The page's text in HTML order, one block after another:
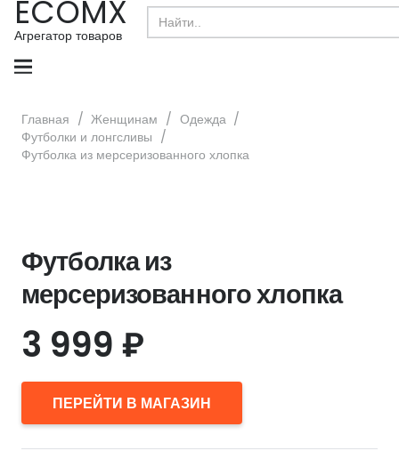
ECOMX
Агрегатор товаров
Search
for:
Главная / Женщинам / Одежда /
Футболки и лонгсливы /
Футболка из мерсеризованного хлопка
Футболка из
мерсеризованного хлопка
3 999 ₽
ПЕРЕЙТИ В МАГАЗИН